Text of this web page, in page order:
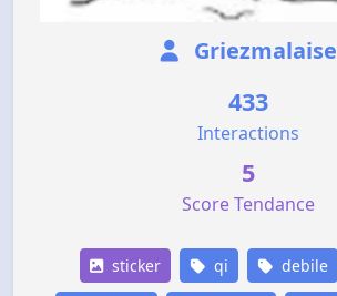
Griezmalaise
433
Interactions
5
Score Tendance
sticker qi debile